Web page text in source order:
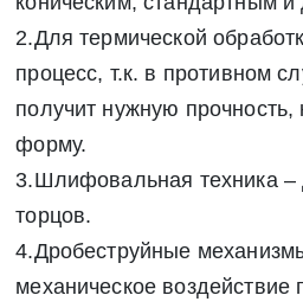
2.Для термической
процесс, т.к. в противном
получит нужную прочность,
форму.
3.Шлифовальная техника –
торцов.
4.Дробеструйные
механическое воздействие
Заявка на